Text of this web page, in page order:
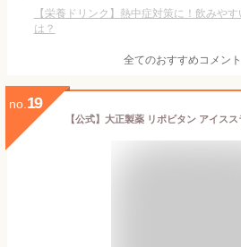
【栄養ドリンク】熱中症対策に！飲みや
は？
全てのおすすめコメント
no. 19